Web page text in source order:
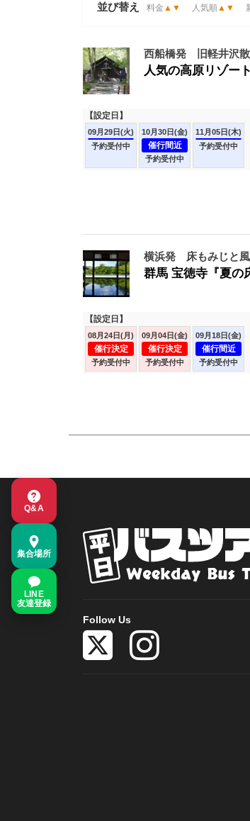
並び替え 料金 ▲ ▼ 人気順▲ ▼
西船橋発 旧軽井沢
人気の高原リゾー
【設定日】
09月29日(火)
予約受付中
10月30日(金)
催行間近
予約受付中
11月05日(木)
予約受付中
横浜発 床もみじと風
群馬 宝徳寺『夏の
【設定日】
08月24日(月)
催行決定
予約受付中
09月04日(金)
催行決定
予約受付中
09月18日(金)
催行間近
予約受付中
Follow Us
Q&A
集合場所
LINE
友達登録